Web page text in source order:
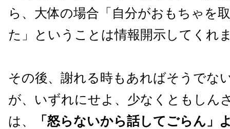
ら、大体の場合「自分がおもちゃを
た」ということは情報開示してくれ
その後、謝れる時もあればそうでな
が、いずれにせよ、少なくともしん
は、
「怒らないから話してごらん」